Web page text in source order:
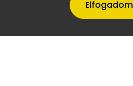
Elfogadom
A VillámTúra Magyarország